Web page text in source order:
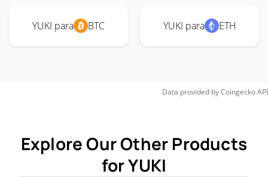
YUKI para BTC YUKI para ETH
Data provided byCoingeckoAPI
Explore Our Other Products
for YUKI